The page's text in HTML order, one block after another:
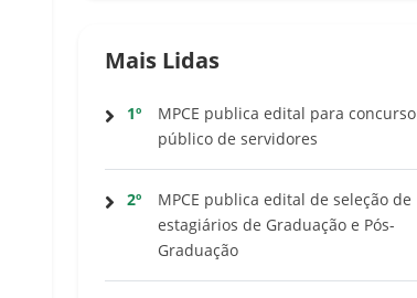
Mais Lidas
1º
MPCE publica edital para concurso
público de servidores
2º
MPCE publica edital de seleção de
estagiários de Graduação e Pós-
Graduação